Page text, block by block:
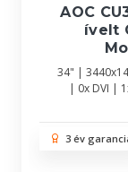
AOC
ívelt
34" |
| 0x DVI |
3 év